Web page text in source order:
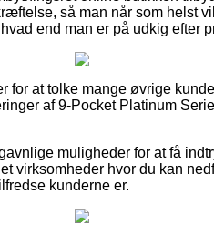
så man når som helst
end man er på udkig efter
at tolke mange øvrige
af 9-Pocket Platinum
muligheder for at få
virksomheder hvor du kan
kunderne er.